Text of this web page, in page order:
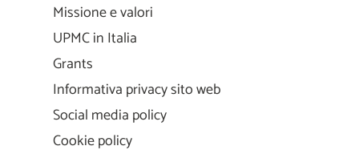
Missione e valori
UPMC in Italia
Grants
Informativa privacy sito web
Social media policy
Cookie policy